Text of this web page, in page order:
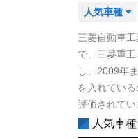
人気車種
三菱自動車
で、三菱重
し、2009年
を入れてい
評価されてい
人気車種